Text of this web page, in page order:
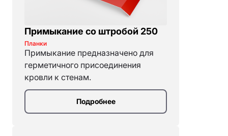
Примыкание со штробой 250
Планки
Примыкание предназначено для
герметичного присоединения
кровли к стенам.
Подробнее